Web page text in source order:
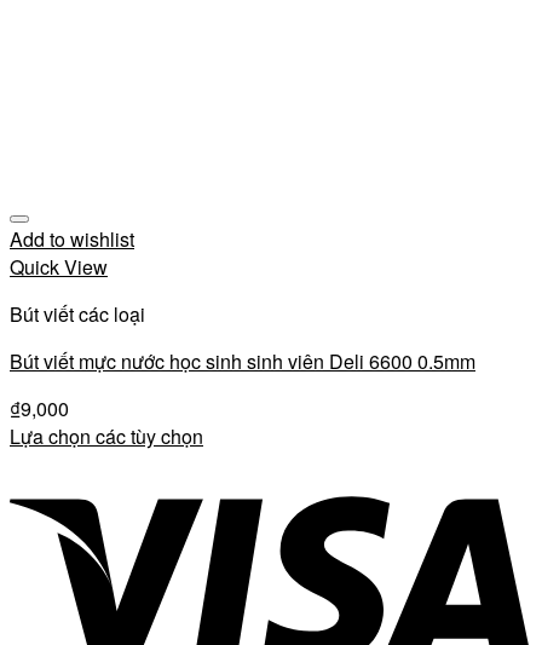
Add to wishlist
Quick View
Bút viết các loại
Bút viết mực nước học sinh sinh viên Deli 6600 0.5mm
₫9,000
Lựa chọn các tùy chọn